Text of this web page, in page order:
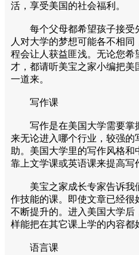
活，享受美国的社会福利。
每个父母都希望孩子接受
人对大学的梦想可能各不相
程会让人获益匪浅。无论您希
才，都请听美宝之家小编把
一道来。
写作课
写作是在美国大学需要掌
来无论进入哪个行业，较强
助。美国大学里的写作风格
靠上文学课或英语课来提高写
美宝之家成长专家告诉我
作技能的课。即使文章已经很
不断提升的。进入美国大学
样能把在其它课上学的内容都
语言课